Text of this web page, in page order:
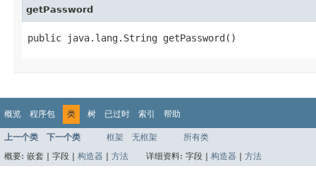
getPassword
public java.lang.String getPassword()
概览 程序包 类 树 已过时 索引 帮助
上一个类 下一个类 框架 无框架
所有类
概要: 嵌套 | 字段 | 构造器 方法 详细资料: 字段 | 构造器 方法